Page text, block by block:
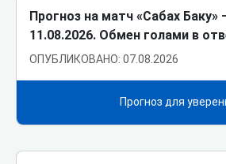
Прогноз на матч «Сабах Баку»
11.08.2026. Обмен голами в
ОПУБЛИКОВАНО: 07.08.2026
Прогноз для